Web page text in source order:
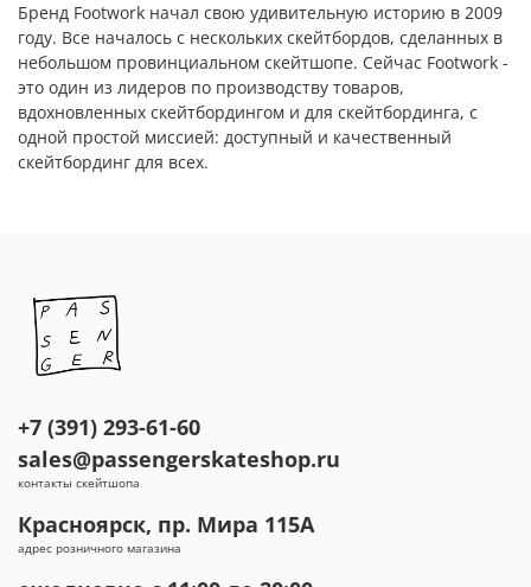
Бренд Footwork начал свою удивительную историю в 2009
году. Все началось с нескольких скейтбордов, сделанных в
небольшом провинциальном скейтшопе. Сейчас Footwork -
это один из лидеров по производству товаров,
вдохновленных скейтбордингом и для скейтбординга, с
одной простой миссией: доступный и качественный
скейтбординг для всех.
+7 (391) 293-61-60
sales@passengerskateshop.ru
контакты скейтшопа
Красноярск, пр. Мира 115А
адрес розничного магазина